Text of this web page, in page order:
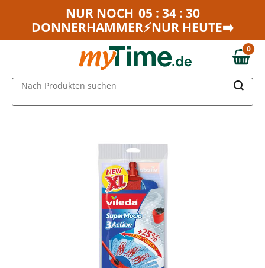
Zum Hauptinhalt springen
Zur Navigation springen
NUR NOCH 05 : 34 : 30
DONNERHAMMER⚡NUR HEUTE➡️
0,00 €
0
Nach Produkten suchen